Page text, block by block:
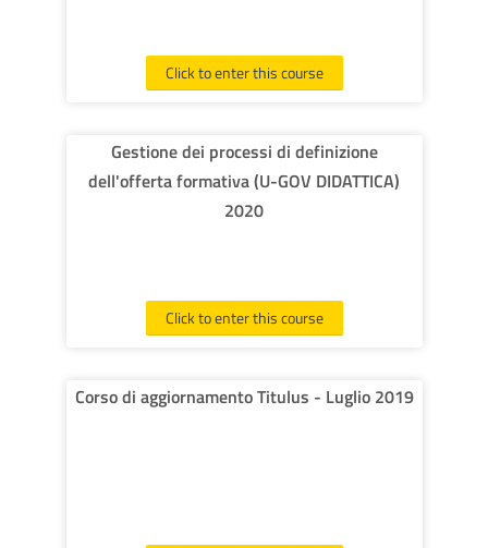
Click to enter this course
Gestione dei processi di definizione
dell'offerta formativa (U-GOV DIDATTICA)
2020
Click to enter this course
Corso di aggiornamento Titulus - Luglio 2019